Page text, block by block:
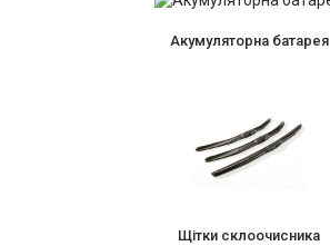
Акумуляторна батарея
Щітки склоочисника